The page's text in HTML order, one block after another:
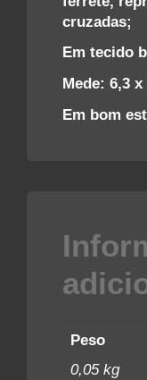
cruzadas;
Em tecido
Mede: 6,3
Em bom
Peso
0,05 kg